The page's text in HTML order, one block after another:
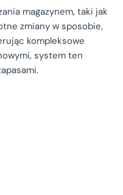
magazynem, taki jak
zmiany w sposobie,
kompleksowe
system ten